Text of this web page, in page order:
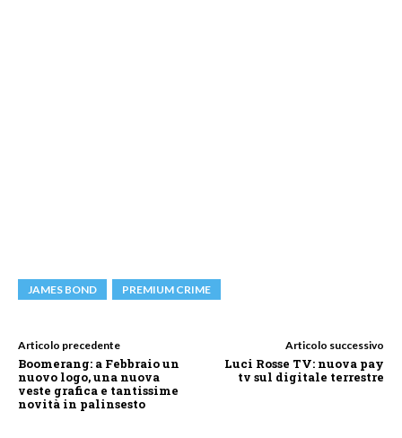
JAMES BOND PREMIUM CRIME
Articolo precedente
Boomerang: a Febbraio un
nuovo logo, una nuova
veste grafica e tantissime
novità in palinsesto
Articolo successivo
Luci Rosse TV: nuova pay
tv sul digitale terrestre